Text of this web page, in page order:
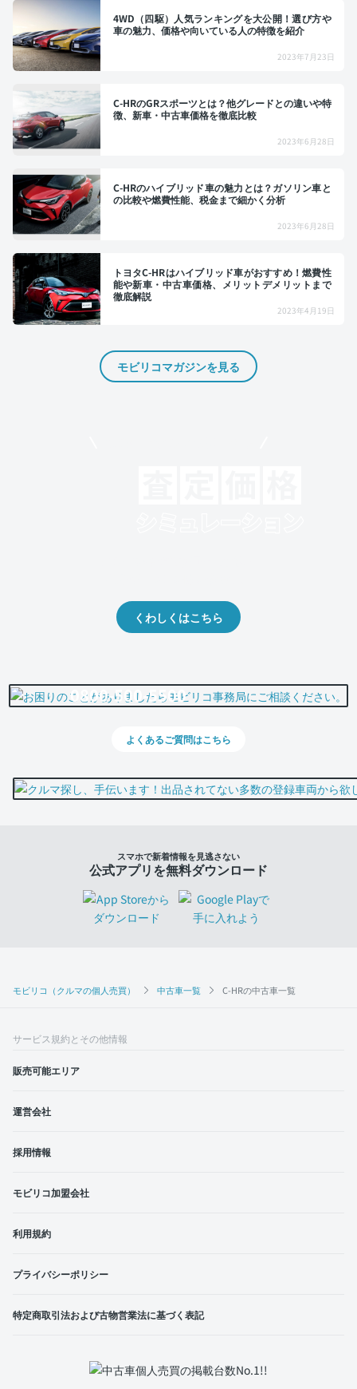
モビリコ（クルマの個人売買） 中古車一覧 C-HRの中古車一覧
4WD（四駆）人気ランキングを大公開！選び方や
車の魅力、価格や向いている人の特徴を紹介
2023年7月23日
C-HRのGRスポーツとは？他グレードとの違いや特
徴、新車・中古車価格を徹底比較
2023年6月28日
C-HRのハイブリッド車の魅力とは？ガソリン車と
の比較や燃費性能、税金まで細かく分析
2023年6月28日
トヨタC-HRはハイブリッド車がおすすめ！燃費性
能や新車・中古車価格、メリットデメリットまで
徹底解説
2023年4月19日
モビリコマガジンを見る
くわしくはこちら
0800-500-5500
よくあるご質問はこちら
スマホで新着情報を見逃さない
公式アプリを無料ダウンロード
サービス規約とその他情報
販売可能エリア
運営会社
採用情報
モビリコ加盟会社
利用規約
プライバシーポリシー
特定商取引法および古物営業法に基づく表記